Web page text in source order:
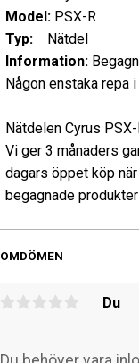
Model:PSX-R
Typ:Nätdel
Information:
Någon enstaka repa
Nätdelen Cyrus
Vi ger 3 månaders
dagars öppet köp
begagnade
OMDÖMEN
Du